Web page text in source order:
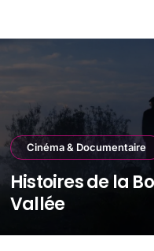
Cinéma & Documentaire
Histoires de la
Vallée